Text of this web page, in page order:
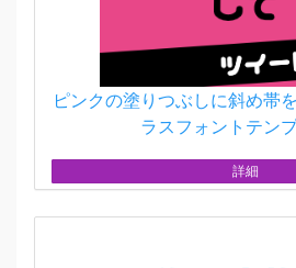
ピンクの塗りつぶしに斜め帯
ラスフォントテン
詳細